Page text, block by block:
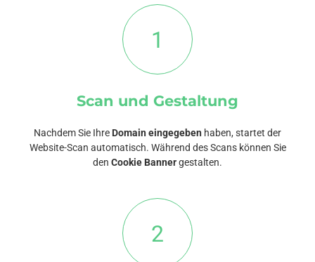
1
Scan und Gestaltung
Nachdem Sie Ihre Domain eingegeben haben, startet der
Website-Scan automatisch. Während des Scans können Sie
den Cookie Bannergestalten.
2